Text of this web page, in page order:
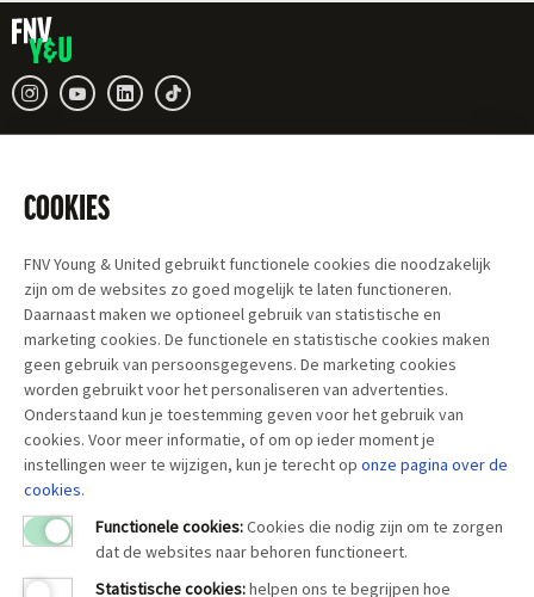
COOKIES
FNV Young & United gebruikt functionele cookies die noodzakelijk
zijn om de websites zo goed mogelijk te laten functioneren.
Daarnaast maken we optioneel gebruik van statistische en
marketing cookies. De functionele en statistische cookies maken
geen gebruik van persoonsgegevens. De marketing cookies
worden gebruikt voor het personaliseren van advertenties.
Onderstaand kun je toestemming geven voor het gebruik van
cookies. Voor meer informatie, of om op ieder moment je
instellingen weer te wijzigen, kun je terecht op onze pagina overde
cookies.
Functionele cookies:Cookies die nodig zijn om te zorgen
dat de websites naar behoren functioneert.
Statistische cookies:helpen ons te begrijpen hoe